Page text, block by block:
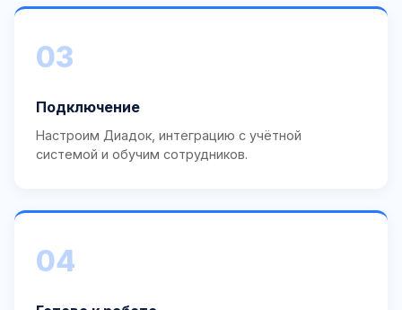
03
Подключение
Настроим Диадок, интеграцию с учётной
системой и обучим сотрудников.
04